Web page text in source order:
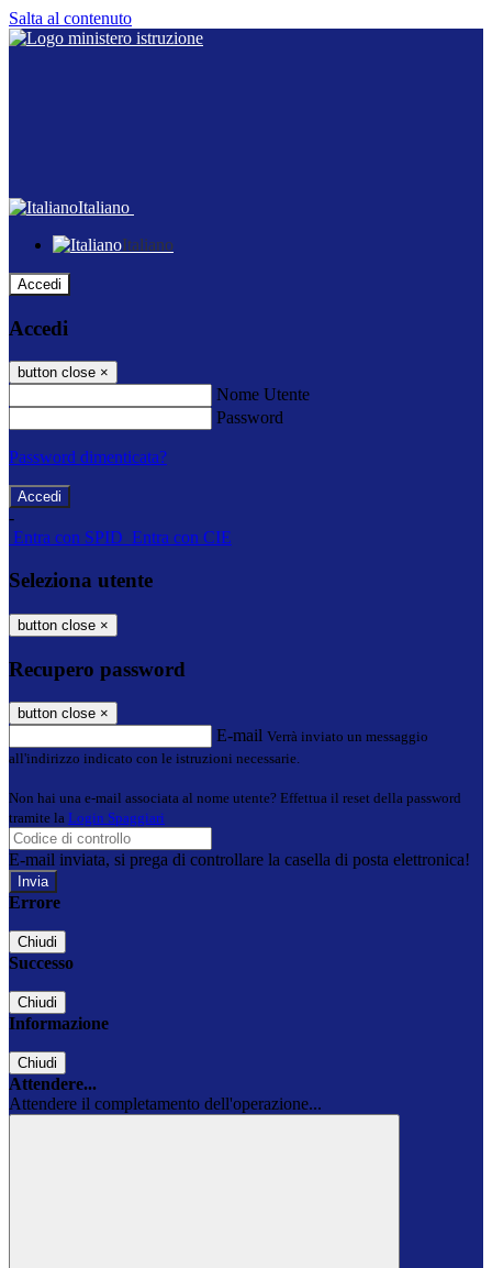
Salta al contenuto
Italiano
Italiano
Accedi
Accedi
button close ×
Nome Utente
Password
Password dimenticata?
-
Entra con SPID Entra con CIE
Seleziona utente
button close ×
Recupero password
button close ×
E-mail Verrà inviato un messaggio
all'indirizzo indicato con le istruzioni necessarie.
Non hai una e-mail associata al nome utente? Effettua il reset della password
tramite la Login Spaggiari
E-mail inviata, si prega di controllare la casella di posta elettronica!
Errore
Chiudi
Successo
Chiudi
Informazione
Chiudi
Attendere...
Attendere il completamento dell'operazione...